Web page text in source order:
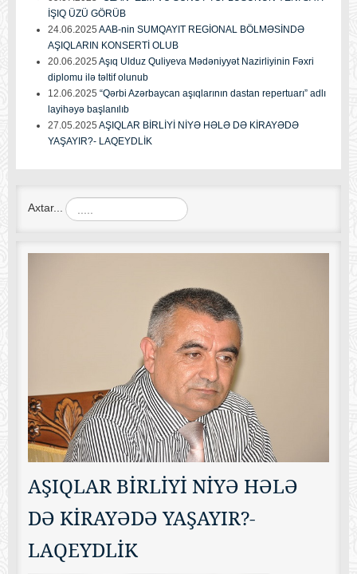
İŞIQ ÜZÜ GÖRÜB
24.06.2025 AAB-nin SUMQAYIT REGİONAL BÖLMƏSİNDƏ
AŞIQLARIN KONSERTİ OLUB
20.06.2025 Aşıq Ulduz Quliyeva Mədəniyyət Nazirliyinin Fəxri
diplomu ilə təltif olunub
12.06.2025 “Qərbi Azərbaycan aşıqlarının dastan repertuarı” adlı
layihəyə başlanılıb
27.05.2025 AŞIQLAR BİRLİYİ NİYƏ HƏLƏ DƏ KİRAYƏDƏ
YAŞAYIR?- LAQEYDLİK
Axtar...
AŞIQLAR BİRLİYİ NİYƏ HƏLƏ
DƏ KİRAYƏDƏ YAŞAYIR?-
LAQEYDLİK